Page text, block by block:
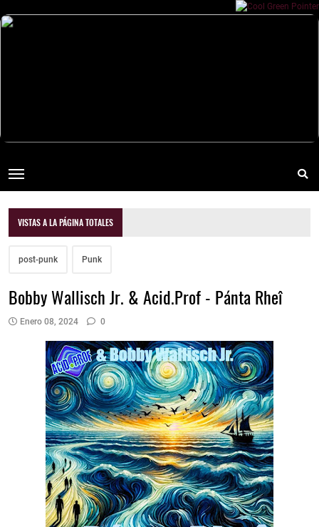
VISTAS A LA PÁGINA TOTALES
post-punk Punk
Bobby Wallisch Jr. & Acid.Prof - Pánta Rheî
Enero 08, 2024 0